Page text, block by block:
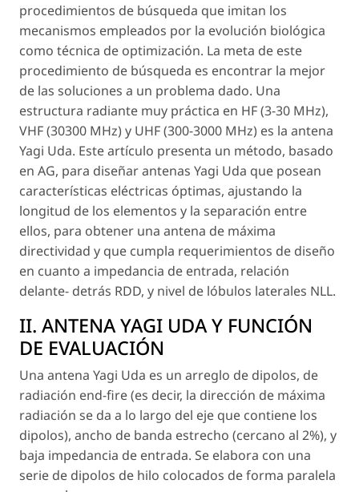
procedimientos de búsqueda que imitan los
mecanismos empleados por la evolución biológica
como técnica de optimización. La meta de este
procedimiento de búsqueda es encontrar la mejor
de las soluciones a un problema dado. Una
estructura radiante muy práctica en HF (3-30 MHz),
VHF (30300 MHz) y UHF (300-3000 MHz) es la antena
Yagi Uda. Este artículo presenta un método, basado
en AG, para diseñar antenas Yagi Uda que posean
características eléctricas óptimas, ajustando la
longitud de los elementos y la separación entre
ellos, para obtener una antena de máxima
directividad y que cumpla requerimientos de diseño
en cuanto a impedancia de entrada, relación
delante- detrás RDD, y nivel de lóbulos laterales NLL.
II. ANTENA YAGI UDA Y FUNCIÓN
DE EVALUACIÓN
Una antena Yagi Uda es un arreglo de dipolos, de
radiación end-fire (es decir, la dirección de máxima
radiación se da a lo largo del eje que contiene los
dipolos), ancho de banda estrecho (cercano al 2%), y
baja impedancia de entrada. Se elabora con una
serie de dipolos de hilo colocados de forma paralela